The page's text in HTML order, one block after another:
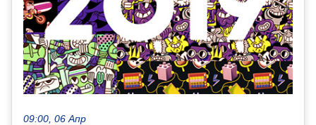
09:00, 06 Апр